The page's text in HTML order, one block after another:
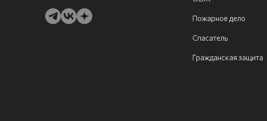
Пожарное дело
Спасатель
Гражданская защита